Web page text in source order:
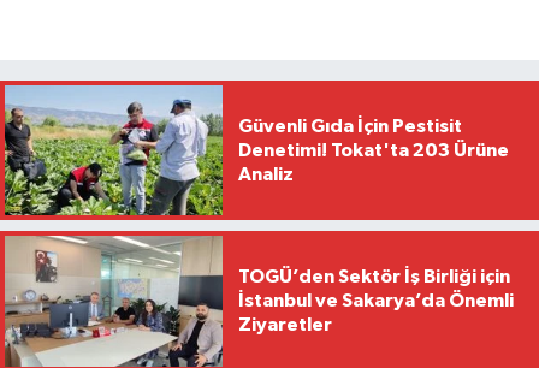
Güvenli Gıda İçin Pestisit
Denetimi! Tokat'ta 203 Ürüne
Analiz
TOGÜ’den Sektör İş Birliği için
İstanbul ve Sakarya’da Önemli
Ziyaretler